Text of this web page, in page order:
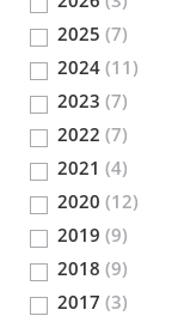
2025 (7)
2024 (11)
2023 (7)
2022 (7)
2021 (4)
2020 (12)
2019 (9)
2018 (9)
2017 (3)